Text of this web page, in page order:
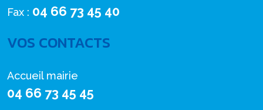
Fax : 04 66 73 45 40
VOS CONTACTS
Accueil mairie
04 66 73 45 45